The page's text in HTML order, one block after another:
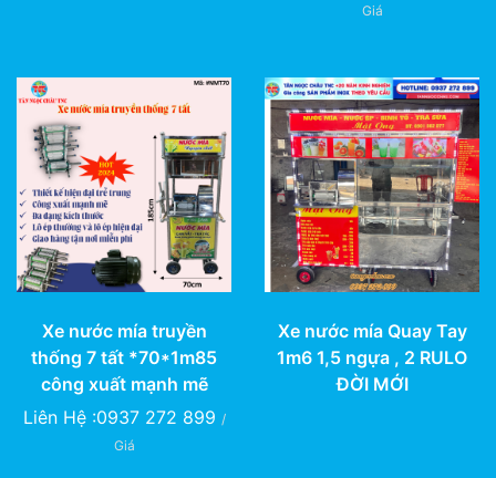
Giá
Xe nước mía truyền
thống 7 tất *70*1m85
công xuất mạnh mẽ
Liên Hệ :0937 272 899 /
Giá
Xe nước mía Quay Tay
1m6 1,5 ngựa , 2 RULO
ĐỜI MỚI